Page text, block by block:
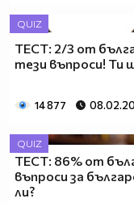
QUIZ
ТЕСТ: 2/3 от
тези въпроси! Ти
14 877
QUIZ
ТЕСТ: 86% от
въпроси за
ли?